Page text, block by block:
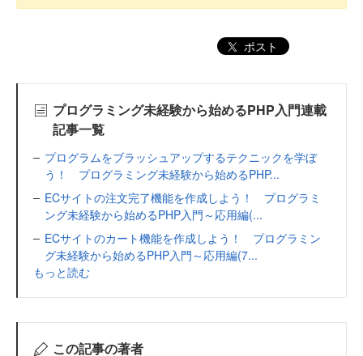
ポスト
プログラミング未経験から始めるPHP入門連載
記事一覧
プログラムをブラッシュアップするテクニックを学ぼ
う！ プログラミング未経験から始めるPHP...
ECサイトの注文完了機能を作成しよう！ プログラミ
ング未経験から始めるPHP入門～応用編(...
ECサイトのカート機能を作成しよう！ プログラミン
グ未経験から始めるPHP入門～応用編(7...
もっと読む
この記事の著者